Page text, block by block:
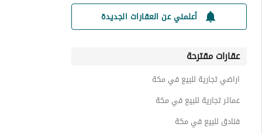
أعلمني عن العقارات الجديدة
عقارات مقترحة
اراضي تجارية للبيع في مكة
عمائر تجارية للبيع في مكة
فنادق للبيع في مكة